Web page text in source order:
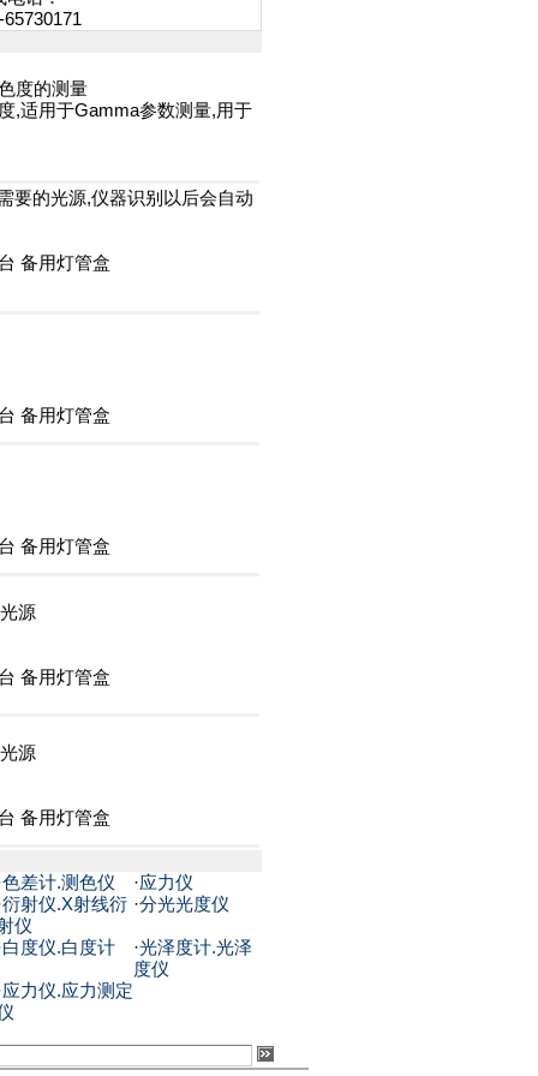
65730171
度的测量
,适用于Gamma参数测量,用于
要的光源,仪器识别以后会自动
备用灯管盒
备用灯管盒
备用灯管盒
源
备用灯管盒
源
备用灯管盒
色差计.测色仪 ·应力仪
衍射仪.X射线衍
仪
·分光光度仪
白度仪.白度计 ·光泽度计.光泽
度仪
应力仪.应力测定